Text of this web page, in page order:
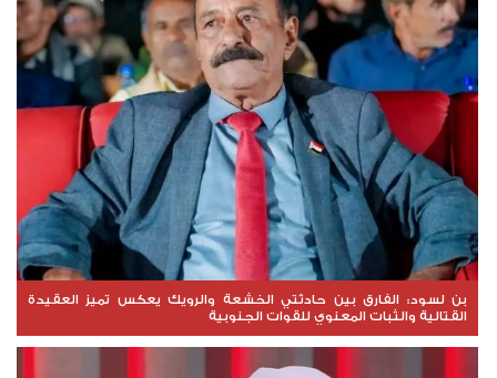
بن لسود: الفارق بين حادثتي الخشعة والرويك يعكس تميز العقيدة
القتالية والثبات المعنوي للقوات الجنوبية